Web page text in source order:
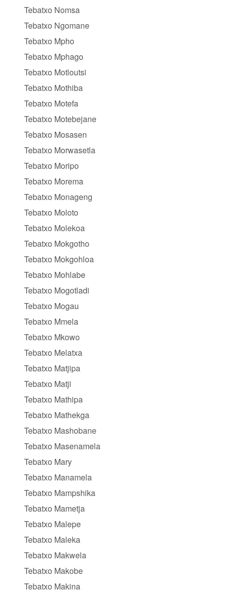
Tebatxo Nomsa
Tebatxo Ngomane
Tebatxo Mpho
Tebatxo Mphago
Tebatxo Motloutsi
Tebatxo Mothiba
Tebatxo Motefa
Tebatxo Motebejane
Tebatxo Mosasen
Tebatxo Morwasetla
Tebatxo Moripo
Tebatxo Morema
Tebatxo Monageng
Tebatxo Moloto
Tebatxo Molekoa
Tebatxo Mokgotho
Tebatxo Mokgohloa
Tebatxo Mohlabe
Tebatxo Mogotladi
Tebatxo Mogau
Tebatxo Mmela
Tebatxo Mkowo
Tebatxo Melatxa
Tebatxo Matjipa
Tebatxo Matji
Tebatxo Mathipa
Tebatxo Mathekga
Tebatxo Mashobane
Tebatxo Masenamela
Tebatxo Mary
Tebatxo Manamela
Tebatxo Mampshika
Tebatxo Mametja
Tebatxo Malepe
Tebatxo Maleka
Tebatxo Makwela
Tebatxo Makobe
Tebatxo Makina